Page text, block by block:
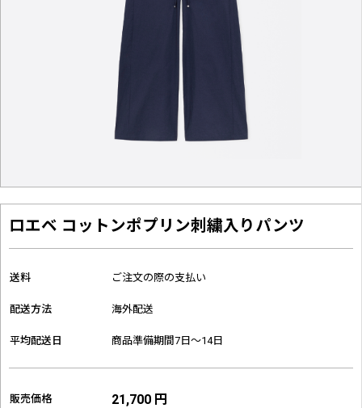
ロエベ コットンポプリン刺繍入りパンツ
送料 ご注文の際の支払い
配送方法 海外配送
平均配送日 商品準備期間7日～14日
販売価格 21,700 円